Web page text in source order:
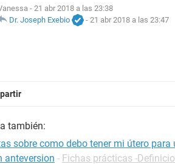
- 21 abr 2018 a las 23:38
Dr. Joseph Exebio
- 21 abr 2018 a las 23:47
también:
sobre como debo tener mi útero para
anteversion - Fichas prácticas -